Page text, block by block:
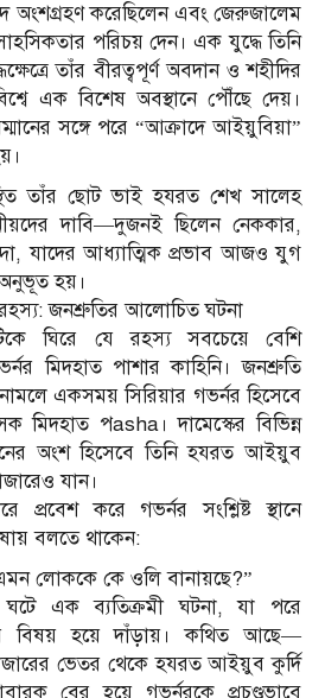
অংশগ্রহণ করেছিলেন এবং জেরুজালেম
পরিচয় দেন। এক যুদ্ধে তিনি
তাঁর বীরত্বপূর্ণ অবদান ও শহীদির
এক বিশেষ অবস্থানে পৌঁছে দেয়।
সঙ্গে পরে “আক্রাদে আইয়ুবিয়া”
তাঁর ছোট ভাই হযরত শেখ সালেহ
দাবি—দুজনই ছিলেন নেককার,
যাদের আধ্যাত্মিক প্রভাব আজও যুগ
হয়।
জনশ্রুতির আলোচিত ঘটনা
ঘিরে যে রহস্য সবচেয়ে বেশি
মিদহাত পাশার কাহিনি। জনশ্রুতি
একসময় সিরিয়ার গভর্নর হিসেবে
মিদহাত পasha। দামেস্কের বিভিন্ন
অংশ হিসেবে তিনি হযরত আইয়ুব
যান।
প্রবেশ করে গভর্নর সংশ্লিষ্ট স্থানে
বলতে থাকেন:
লোককে কে ওলি বানায়ছে?”
এক ব্যতিক্রমী ঘটনা, যা পরে
বিষয় হয়ে দাঁড়ায়। কথিত আছে—
ভেতর থেকে হযরত আইয়ুব কুর্দি
বের হয়ে গভর্নরকে প্রচণ্ডভাবে